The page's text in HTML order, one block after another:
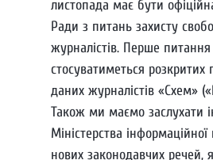
листопада має бути
Ради з питань захисту
журналістів. Перше питання
стосуватиметься розкритих
даних журналістів «Схем»
Також ми маємо заслухати
Міністерства
нових законодавчих речей,